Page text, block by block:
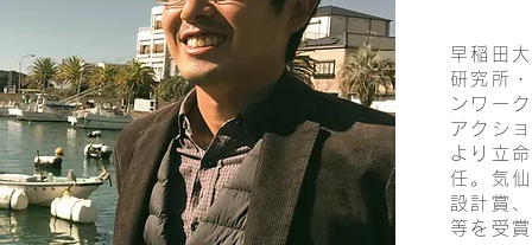
早稲田
研究所
ンワー
アクシ
より立
任。気
設計賞
等を受